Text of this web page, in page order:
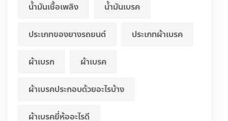
น้ำมันเชื้อเพลิง น้ำมันเบรค
ประเภทของยางรถยนต์ ประเภทผ้าเบรค
ผ้าเบรก ผ้าเบรค
ผ้าเบรคประกอบด้วยอะไรบ้าง
ผ้าเบรคยี่ห้ออะไรดี